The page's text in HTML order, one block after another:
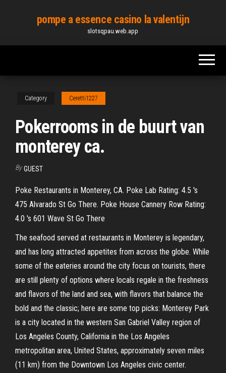
content
pompe a essence casino la valentijn
slotsqpau.web.app
Category Ceretti1227
Pokerrooms in de buurt van
monterey ca.
By GUEST
Poke Restaurants in Monterey, CA. Poke Lab Rating: 4.5 's
475 Alvarado St Go There. Poke House Cannery Row Rating:
4.0 's 601 Wave St Go There
The seafood served at restaurants in Monterey is legendary,
and has long attracted appetites from across the globe. While
some of the eateries around the city focus on tourists, there
are still plenty of options where locals regale in the freshness
and flavors of the land and sea, with flavors that balance the
bold and the classic; here are some top picks: Monterey Park
is a city located in the western San Gabriel Valley region of
Los Angeles County, California in the Los Angeles
metropolitan area, United States, approximately seven miles
(11 km) from the Downtown Los Angeles civic center.